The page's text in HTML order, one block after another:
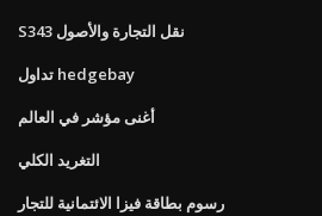
S343 نقل التجارة والأصول
تداول hedgebay
أغنى مؤشر في العالم
التغريد الكلي
رسوم بطاقة فيزا الائتمانية للتجار